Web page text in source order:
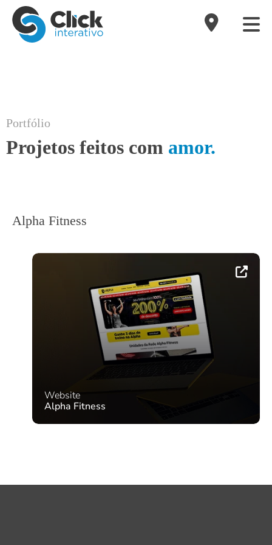
Portfólio
Projetos feitos com amor.
Alpha Fitness
Website
Alpha Fitness